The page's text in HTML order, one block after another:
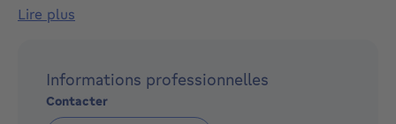
dans
Vous avez une question ? Besoin d’un conseil ? Nous
nous ferons un plaisir de vous aider.
lire plus
Informations professionnelles
Contacter